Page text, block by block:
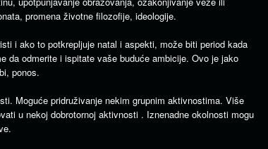
promena životne filozofije, ideologije.
i ako to potkrepljuje natal i aspekti, može biti period kada
da odmerite i ispitate vaše buduće ambicije. Ovo je jako
ponos.
Moguće pridruživanje nekim grupnim aktivnostima. Više
u nekoj dobrotornoj aktivnosti . Iznenadne okolnosti mogu